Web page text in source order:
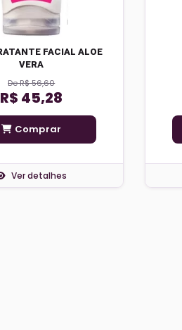
FACIAL ALOE
VERA
De R$ 56,60
R$ 45,28
Comprar
Ver detalhes